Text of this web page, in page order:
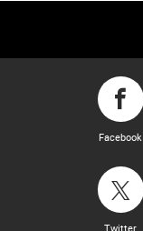
Facebook
Twitter